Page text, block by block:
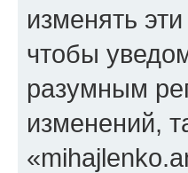
изменять
чтобы
разумным
изменений,